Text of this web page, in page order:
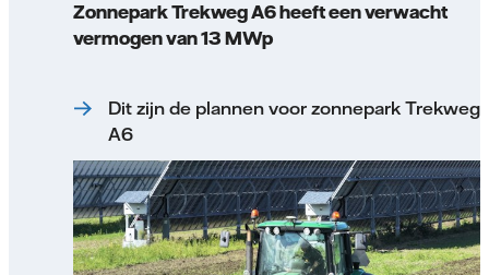
Zonnepark Trekweg A6 heeft een verwacht
vermogen van 13 MWp
Dit zijn de plannen voor zonnepark Trekweg
A6